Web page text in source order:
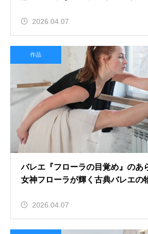
2026.04.07
作品
バレエ『フローラの目覚め』のあ
女神フローラが輝く古典バレエの
2026.04.07